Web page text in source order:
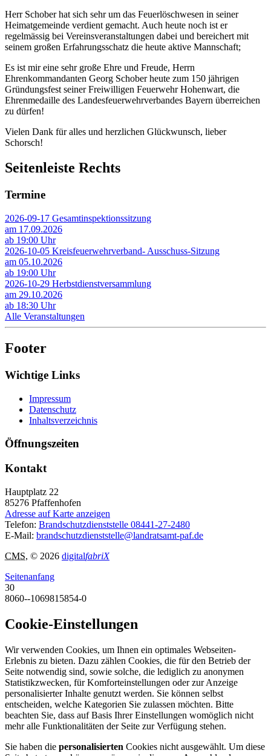
Herr Schober hat sich sehr um das Feuerlöschwesen in seiner
Heimatgemeinde verdient gemacht. Auch heute noch ist er
regelmässig bei Vereinsveranstaltungen dabei und bereichert mit
seinem großen Erfahrungsschatz die heute aktive Mannschaft;
Es ist mir eine sehr große Ehre und Freude, Herrn
Ehrenkommandanten Georg Schober heute zum 150 jährigen
Gründungsfest seiner Freiwilligen Feuerwehr Hohenwart, die
Ehrenmedaille des Landesfeuerwehrverbandes Bayern überreichen
zu dürfen!
Vielen Dank für alles und herzlichen Glückwunsch, lieber
Schorsch!
Seitenleiste Rechts
Termine
2026-09-17 Gesamtinspektionssitzung
am 17.09.2026
ab 19:00 Uhr
2026-10-05 Kreisfeuerwehrverband- Ausschuss-Sitzung
am 05.10.2026
ab 19:00 Uhr
2026-10-29 Herbstdienstversammlung
am 29.10.2026
ab 18:30 Uhr
Alle Veranstaltungen
Footer
Wichtige Links
Impressum
Datenschutz
Inhaltsverzeichnis
Öffnungszeiten
Kontakt
Hauptplatz 22
85276 Pfaffenhofen
Adresse auf Karte anzeigen
Telefon: Brandschutzdienststelle 08441-27-2480
E-Mail: brandschutzdienststelle@landratsamt-paf.de
CMS, © 2026 digitalfabriX
Seitenanfang
30
8060--1069815854-0
Cookie-Einstellungen
Wir verwenden Cookies, um Ihnen ein optimales Webseiten-
Erlebnis zu bieten. Dazu zählen Cookies, die für den Betrieb der
Seite notwendig sind, sowie solche, die lediglich zu anonymen
Statistikzwecken, für Komforteinstellungen oder zur Anzeige
personalisierter Inhalte genutzt werden. Sie können selbst
entscheiden, welche Kategorien Sie zulassen möchten. Bitte
beachten Sie, dass auf Basis Ihrer Einstellungen womöglich nicht
mehr alle Funktionalitäten der Seite zur Verfügung stehen.
Sie haben die personalisierten Cookies nicht ausgewählt. Um diese